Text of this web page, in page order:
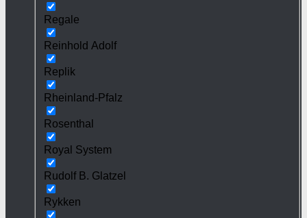
Regale
Reinhold Adolf
Replik
Rheinland-Pfalz
Rosenthal
Royal System
Rudolf B. Glatzel
Rykken